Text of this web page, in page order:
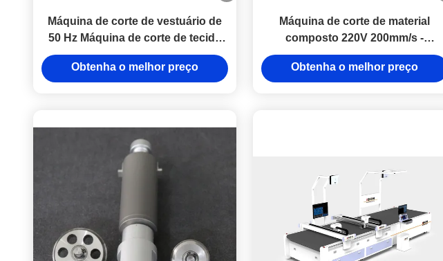
Máquina de corte de vestuário de
50 Hz Máquina de corte de tecido
CNC personalizável com material
de colarinho de corte
Obtenha o melhor preço
Máquina de corte de material
composto 220V 200mm/s -
2600mm/s Máquina de corte de jato
CNC
Obtenha o melhor preço